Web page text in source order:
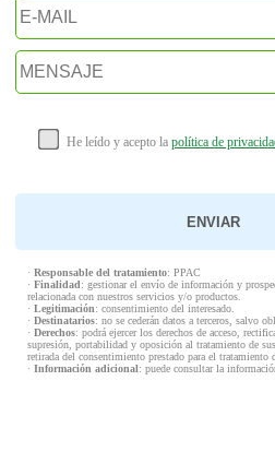
He leído y acepto la política de
· Responsable del tratamiento: PPAC
· Finalidad: gestionar el envío de información y
relacionada con nuestros servicios y/o productos.
· Legitimación: consentimiento del interesado.
· Destinatarios: no se cederán datos a terceros, salvo
· Derechos: podrá ejercer los derechos de acceso,
supresión, portabilidad y oposición al tratamiento de
retirada del consentimiento prestado para el tratamiento
· Información adicional: puede consultar la